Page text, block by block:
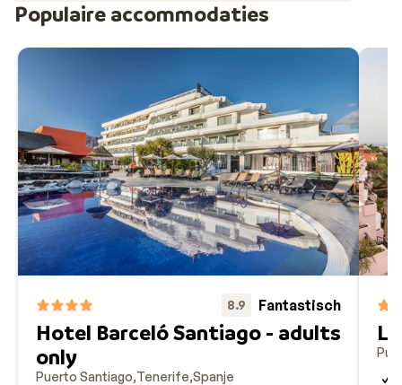
Populaire accommodaties
8.9 Fantastisch
Hotel Barceló Santiago - adults
only
Puerto Santiago Tenerife Spanje